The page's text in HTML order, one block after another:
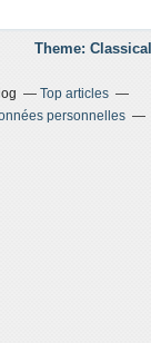
Theme:
Top articles
personnelles